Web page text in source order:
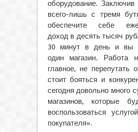
оборудование. Заключив
всего-лишь с тремя
обеспечите себе
доход в десять тысяч
30 минут в день и вы
один магазин. Работа
главное, не перепутать
стоит бояться и
сегодня довольно много
магазинов, которые
воспользоваться
покупателя».